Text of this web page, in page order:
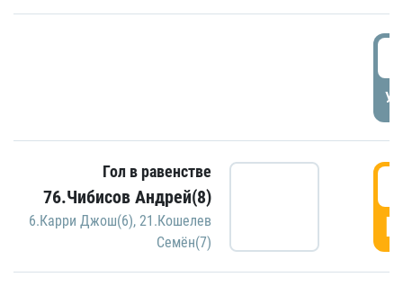
Гол в равенстве
76.Чибисов Андрей(8)
6.Карри Джош(6), 21.Кошелев
Семён(7)